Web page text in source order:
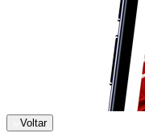
Voltar